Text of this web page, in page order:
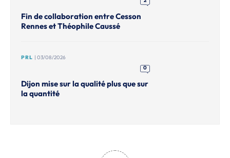
Fin de collaboration entre Cesson
Rennes et Théophile Caussé
PRL | 03/08/2026
0
Dijon mise sur la qualité plus que sur
la quantité